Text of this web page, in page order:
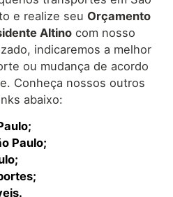
e realize seu Orçamento
Altino com nosso
indicaremos a melhor
ou mudança de acordo
Conheça nossos outros
abaixo:
Paulo;